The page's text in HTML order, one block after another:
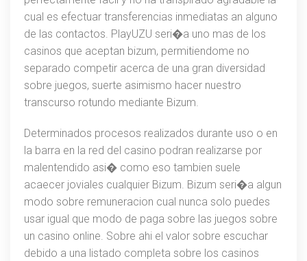
cual es efectuar transferencias inmediatas an alguno
de las contactos. PlayUZU seri�a uno mas de los
casinos que aceptan bizum, permitiendome no
separado competir acerca de una gran diversidad
sobre juegos, suerte asimismo hacer nuestro
transcurso rotundo mediante Bizum.
Determinados procesos realizados durante uso o en
la barra en la red del casino podran realizarse por
malentendido asi� como eso tambien suele
acaecer joviales cualquier Bizum. Bizum seri�a algun
modo sobre remuneracion cual nunca solo puedes
usar igual que modo de paga sobre las juegos sobre
un casino online. Sobre ahi el valor sobre escuchar
debido a una listado completa sobre los casinos